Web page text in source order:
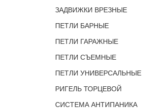
ЗАДВИЖКИ ВРЕЗНЫЕ
ПЕТЛИ БАРНЫЕ
ПЕТЛИ ГАРАЖНЫЕ
ПЕТЛИ СЪЕМНЫЕ
ПЕТЛИ УНИВЕРСАЛЬНЫЕ
РИГЕЛЬ ТОРЦЕВОЙ
СИСТЕМА АНТИПАНИКА